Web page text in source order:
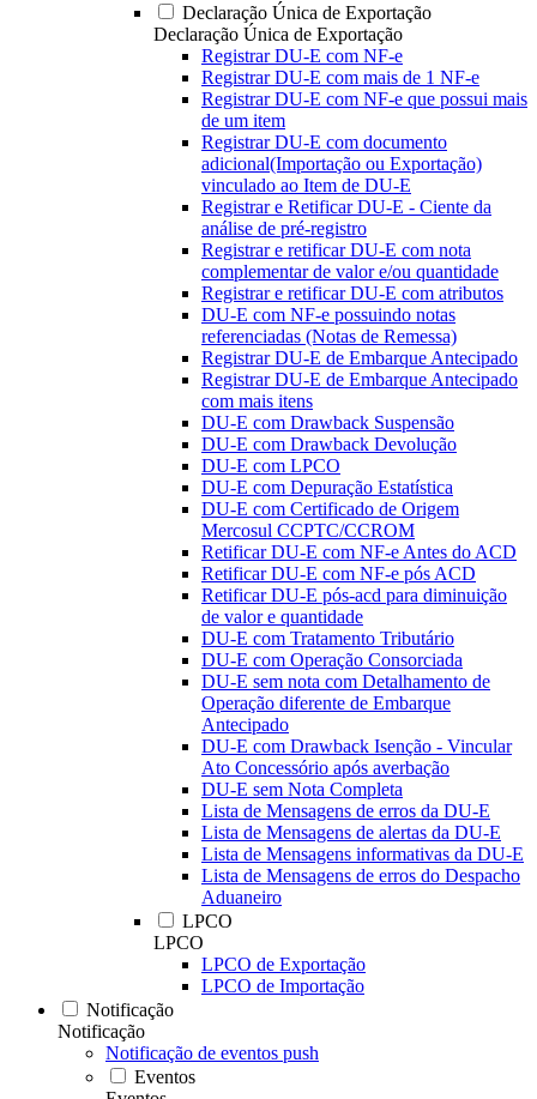
Declaração Única de Exportação
Declaração Única de Exportação
Registrar DU-E com NF-e
Registrar DU-E com mais de 1 NF-e
Registrar DU-E com NF-e que possui mais
de um item
Registrar DU-E com documento
adicional(Importação ou Exportação)
vinculado ao Item de DU-E
Registrar e Retificar DU-E - Ciente da
análise de pré-registro
Registrar e retificar DU-E com nota
complementar de valor e/ou quantidade
Registrar e retificar DU-E com atributos
DU-E com NF-e possuindo notas
referenciadas (Notas de Remessa)
Registrar DU-E de Embarque Antecipado
Registrar DU-E de Embarque Antecipado
com mais itens
DU-E com Drawback Suspensão
DU-E com Drawback Devolução
DU-E com LPCO
DU-E com Depuração Estatística
DU-E com Certificado de Origem
Mercosul CCPTC/CCROM
Retificar DU-E com NF-e Antes do ACD
Retificar DU-E com NF-e pós ACD
Retificar DU-E pós-acd para diminuição
de valor e quantidade
DU-E com Tratamento Tributário
DU-E com Operação Consorciada
DU-E sem nota com Detalhamento de
Operação diferente de Embarque
Antecipado
DU-E com Drawback Isenção - Vincular
Ato Concessório após averbação
DU-E sem Nota Completa
Lista de Mensagens de erros da DU-E
Lista de Mensagens de alertas da DU-E
Lista de Mensagens informativas da DU-E
Lista de Mensagens de erros do Despacho
Aduaneiro
LPCO
LPCO
LPCO de Exportação
LPCO de Importação
Notificação
Notificação
Notificação de eventos push
Eventos